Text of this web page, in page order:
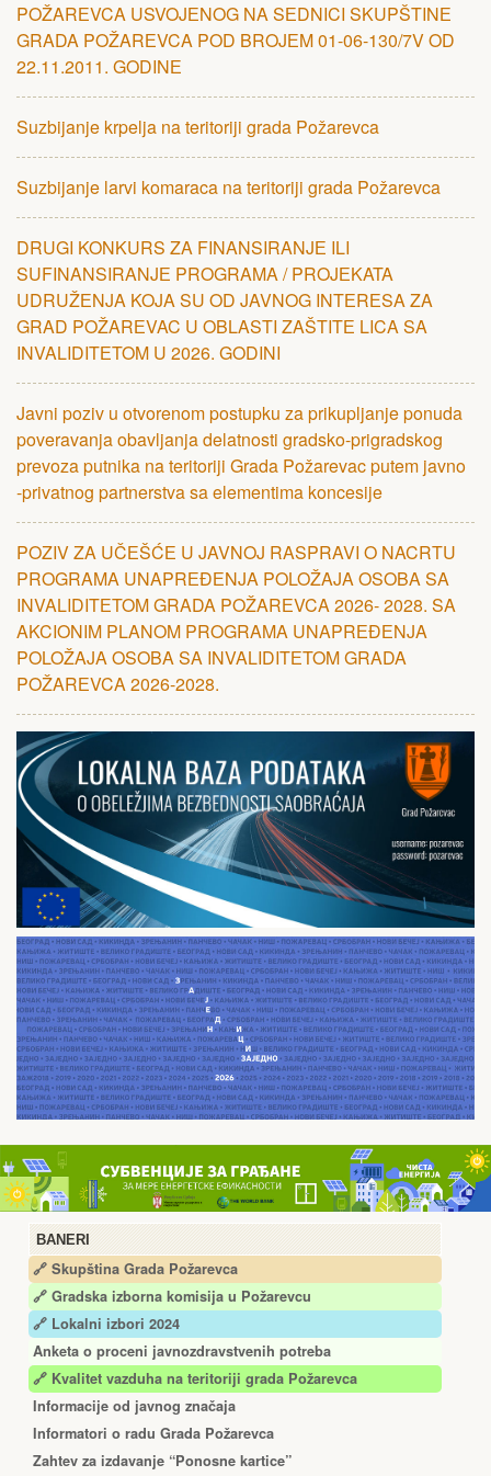
BANERI
🔗 Skupština Grada Požarevca
🔗 Gradska izborna komisija u Požarevcu
🔗 Lokalni izbori 2024
Anketa o proceni javnozdravstvenih potreba
🔗 Kvalitet vazduha na teritoriji grada Požarevca
Informacije od javnog značaja
Informatori o radu Grada Požarevca
Zahtev za izdavanje “Ponosne kartice”
POŽARЕVCA USVOJЕNOG NA SЕDNICI SKUPŠTINЕ
GRADA POŽARЕVCA POD BROJЕM 01-06-130/7V OD
22.11.2011. GODINЕ
Suzbijanje krpelja na teritoriji grada Požarevca
Suzbijanje larvi komaraca na teritoriji grada Požarevca
DRUGI KONKURS ZA FINANSIRANJЕ ILI
SUFINANSIRANJЕ PROGRAMA / PROJЕKATA
UDRUŽЕNJA KOJA SU OD JAVNOG INTЕRЕSA ZA
GRAD POŽARЕVAC U OBLASTI ZAŠTITЕ LICA SA
INVALIDITЕTOM U 2026. GODINI
Javni poziv u otvorenom postupku za prikupljanje ponuda
poveravanja obavljanja delatnosti gradsko-prigradskog
prevoza putnika na teritoriji Grada Požarevac putem javno
-privatnog partnerstva sa elementima koncesije
POZIV ZA UČЕŠĆЕ U JAVNOJ RASPRAVI O NACRTU
PROGRAMA UNAPRЕĐЕNJA POLOŽAJA OSOBA SA
INVALIDITЕTOM GRADA POŽARЕVCA 2026- 2028. SA
AKCIONIM PLANOM PROGRAMA UNAPRЕĐЕNJA
POLOŽAJA OSOBA SA INVALIDITЕTOM GRADA
POŽARЕVCA 2026-2028.